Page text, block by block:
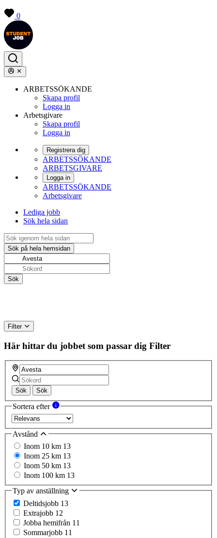
0
ARBETSSÖKANDE
Skapa profil
Logga in
Arbetsgivare
Skapa profil
Logga in
Registrera dig
ARBETSSÖKANDE
ARBETSGIVARE
Logga in
ARBETSSÖKANDE
Arbetsgivare
Lediga jobb
Sök hela sidan
Filter
Här hittar du jobbet som passar dig Filter
Sök Sök
Sortera efter
Avstånd
Inom 10 km 13
Inom 25 km 13
Inom 50 km 13
Inom 100 km 13
Typ av anställning
Deltidsjobb 13
Extrajobb 12
Jobba hemifrån 11
Sommarjobb 11